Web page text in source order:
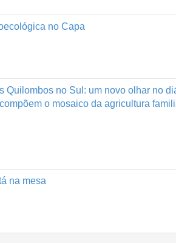
no Capa
Quilombos no Sul: um novo olhar no
o mosaico da agricultura
na mesa